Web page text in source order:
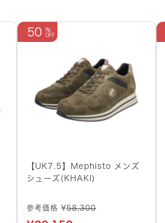
50
【UK7.5】Mephisto メンズ
シューズ(KHAKI)
参考価格 ¥58,300